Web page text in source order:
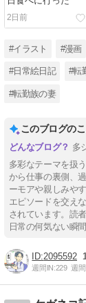
2日前
#イラスト #漫画
#日常絵日記 #転
#転勤族の妻
このブログの
多
多彩なテーマを扱
から仕事の裏側、
ーモアや親しみや
エピソードを交え
されています。読
日常の何気ない瞬
2095592
週間IN:229 週